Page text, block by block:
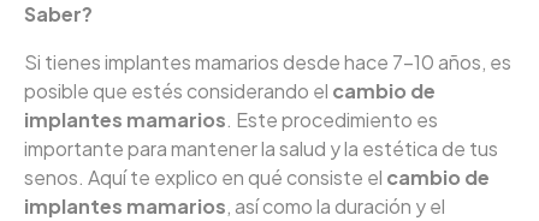
Saber?
Si tienes implantes mamarios desde hace 7-10 años, es
posible que estés considerando el cambio de
implantes mamarios. Este procedimiento es
importante para mantener la salud y la estética de tus
senos. Aquí te explico en qué consiste el cambio de
implantes mamarios, así como la duración y el